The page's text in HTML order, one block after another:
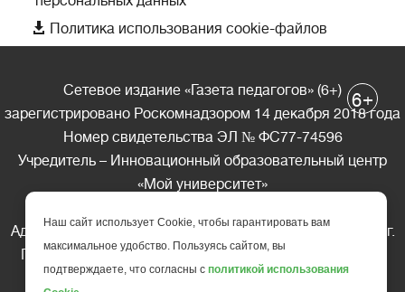
 Политика использования cookie-файлов
Сетевое издание «Газета педагогов» (6+)
зарегистрировано Роскомнадзором 14 декабря 2018 года
Номер свидетельства ЭЛ № ФС77-74596
Учредитель – Инновационный образовательный центр
«Мой университет»
Адрес редакции: 185035 Россия, Республика Карелия, г.
Петрозаводск, ул. Фридриха Энгельса д.10, офис 211
Телефон редакции: +7 (499) 685-10-45
6+
Наш сайт использует Cookie, чтобы гарантировать вам
максимальное удобство. Пользуясь сайтом, вы
подтверждаете, что согласны с политикой использования